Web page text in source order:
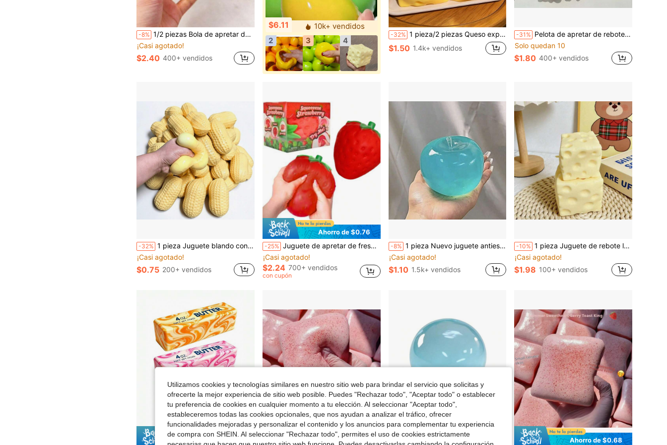
-8% 1/2 piezas Bola de apretar de aceite de coco azul de rebote lento hecha a mano, juguete de apretar de malta redondo de 6 cm para alivio de la presión, adecuado para regalos de vacaciones, regalos divertidos y lindos, regalos de cumpleaños, regalos de Pascua, regalos de Halloween, regalos de Navidad, regalos de fiesta
¡Casi agotado!
$2.40 400+ vendidos
$6.11
10k+ vendidos
2
3 4
-32% 1 pieza/2 piezas Queso exprimible - Bloque de queso suave extra grande exprimible | Rebote lento | Regalo Gulu, Queso divertido para adultos | Pelota antiestrés gigante | Queso antiestrés sensorial para adultos - Sunshine Entertainment | Regalo perfecto para cumpleaños o días festivos, juego suave y esponjoso, mejora el estado de ánimo
$1.50 1.4k+ vendidos
-31% Pelota de apretar de rebote lento maleable, juguete de gelatina helada para la punta de los dedos, alivio del estrés sensorial, colores vibrantes, por favor vea el video antes de usar, adecuado para rellenos de regalos de fiesta y vacaciones
Solo quedan 10
$1.80 400+ vendidos
-32% 1 pieza Juguete blando con forma de cacahuete, diseño para adultos, adecuado para relajación durante los descansos del trabajo, regalo de vuelta a la escuela, regalo de Halloween, suave y lindo, el mejor alivio de estrés para los dedos
¡Casi agotado!
$0.75 200+ vendidos
Ahorro de $0.76
-25% Juguete de apretar de fresa realista de rebote lento grande, modelo de fruta super suave para decoración, juguete de alivio del estrés y desahogo
¡Casi agotado!
$2.24 700+ vendidos
con cupón
-8% 1 pieza Nuevo juguete antiestrés con patrón de mármol, juguete blando para apretar, estilo popular, regalo de cumpleaños, regalo festivo, regalo de Navidad
¡Casi agotado!
$1.10 1.5k+ vendidos
-10% 1 pieza Juguete de rebote lento de TPR con polvo de queso de aceite de coco, aroma a leche, adecuado como regalo festivo, regalo divertido y lindo, regalo de cumpleaños, regalo de Pascua, regalo de Halloween, regalo de Navidad, regalo de fiesta, juguete con forma de calamar, juguete antiestrés de calamar, juguete de calamar de masa para adultos
¡Casi agotado!
$1.98 100+ vendidos
Ahorro de $0.86 Ahorro de $11.60 Ahorro de $4.40 Ahorro de $0.68
Utilizamos cookies y tecnologías similares en nuestro sitio web para brindar el servicio que solicitas y
ofrecerte la mejor experiencia de sitio web posible. Puedes "Rechazar todo", "Aceptar todo" o establecer
tu preferencia de cookies en cualquier momento a tu elección. Al seleccionar "Aceptar todo",
estableceremos todas las cookies opcionales, que nos ayudan a analizar el tráfico, ofrecer
funcionalidades mejoradas y personalizar el contenido y los anuncios para complementar tu experiencia
de compra con SHEIN. Al seleccionar "Rechazar todo", permites el uso de cookies estrictamente